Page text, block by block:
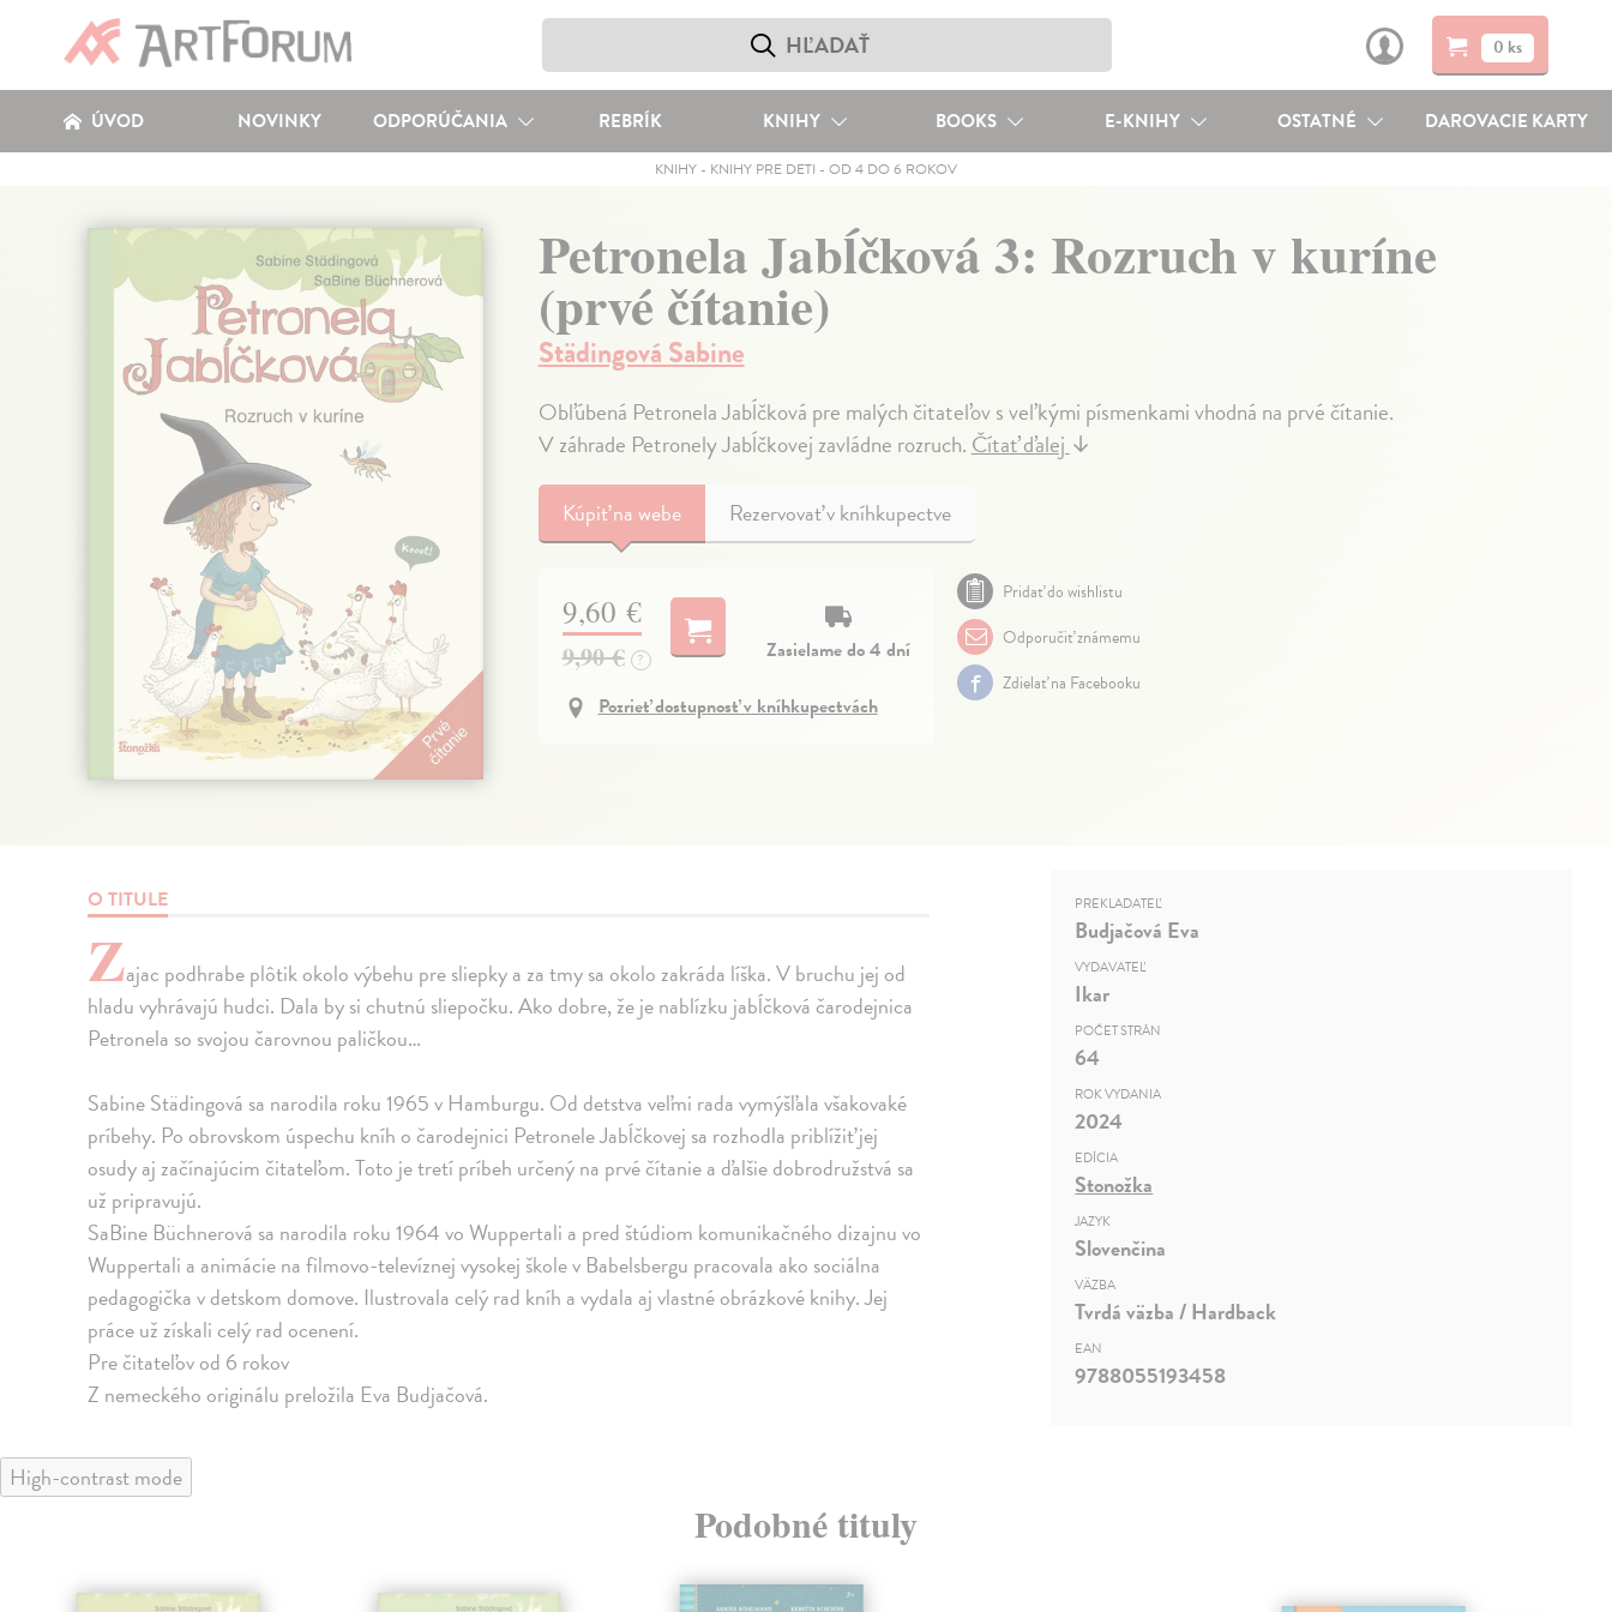
0 ks
ÚVOD NOVINKY ODPORÚČANIA REBRÍK KNIHY BOOKS E-KNIHY OSTATNÉ DAROVACIE KARTY
KNIHY- KNIHY PRE DETI - OD 4 DO 6 ROKOV
Petronela Jabĺčková 3: Rozruch v kuríne
(prvé čítanie)
Städingová Sabine
Obľúbená Petronela Jabĺčková pre malých čitateľov s veľkými písmenkami vhodná na prvé čítanie.
V záhrade Petronely Jabĺčkovej zavládne rozruch.Čítať ďalej↓
Kúpiťna webe Rezervovať v kníhkupectve
9,60 €
9,90 € ?
Zasielame do 4 dní
Pozrieť dostupnosť v kníhkupectvách
Pridať do wishlistu
Odporučiť známemu
Zdielať na Facebooku
O TITULE
Zajac podhrabe plôtik okolo výbehu pre sliepky a za tmy sa okolo zakráda líška. V bruchu jej od
hladu vyhrávajú hudci. Dala by si chutnú sliepočku. Ako dobre, že je nablízku jabĺčková čarodejnica
Petronela so svojou čarovnou paličkou…
Sabine Städingová sa narodila roku 1965 v Hamburgu. Od detstva veľmi rada vymýšľala všakovaké
príbehy. Po obrovskom úspechu kníh o čarodejnici Petronele Jabĺčkovej sa rozhodla priblížiť jej
osudy aj začínajúcim čitateľom. Toto je tretí príbeh určený na prvé čítanie a ďalšie dobrodružstvá sa
už pripravujú.
SaBine Büchnerová sa narodila roku 1964 vo Wuppertali a pred štúdiom komunikačného dizajnu vo
Wuppertali a animácie na filmovo-televíznej vysokej škole v Babelsbergu pracovala ako sociálna
pedagogička v detskom domove. Ilustrovala celý rad kníh a vydala aj vlastné obrázkové knihy. Jej
práce už získali celý rad ocenení.
Pre čitateľov od 6 rokov
Z nemeckého originálu preložila Eva Budjačová.
PREKLADATEĽ
Budjačová Eva
VYDAVATEĽ
Ikar
POČET STRÁN
64
ROK VYDANIA
2024
EDÍCIA
Stonožka
JAZYK
Slovenčina
VÄZBA
Tvrdá väzba / Hardback
EAN
9788055193458
High-contrast mode
Podobné tituly